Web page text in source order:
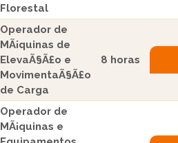
Florestal
Operador de
MÃ¡quinas de
ElevaÃ§Ã£o e
MovimentaÃ§Ã£o
de Carga
8 horas
Operador de
MÃ¡quinas e